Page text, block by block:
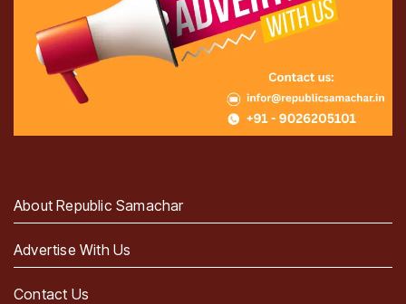
About Republic Samachar
Advertise With Us
Contact Us